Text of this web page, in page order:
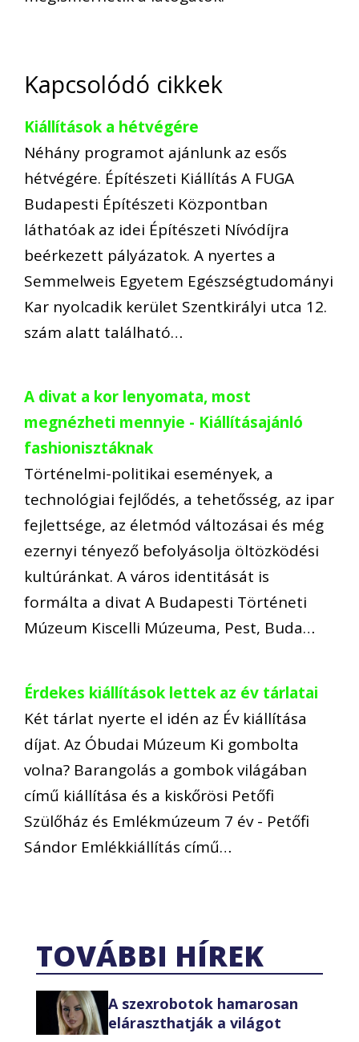
Kapcsolódó cikkek
Kiállítások a hétvégére
Néhány programot ajánlunk az esős
hétvégére. Építészeti Kiállítás A FUGA
Budapesti Építészeti Központban
láthatóak az idei Építészeti Nívódíjra
beérkezett pályázatok. A nyertes a
Semmelweis Egyetem Egészségtudományi
Kar nyolcadik kerület Szentkirályi utca 12.
szám alatt található…
A divat a kor lenyomata, most
megnézheti mennyie - Kiállításajánló
fashionisztáknak
Történelmi-politikai események, a
technológiai fejlődés, a tehetősség, az ipar
fejlettsége, az életmód változásai és még
ezernyi tényező befolyásolja öltözködési
kultúránkat. A város identitását is
formálta a divat A Budapesti Történeti
Múzeum Kiscelli Múzeuma, Pest, Buda…
Érdekes kiállítások lettek az év tárlatai
Két tárlat nyerte el idén az Év kiállítása
díjat. Az Óbudai Múzeum Ki gombolta
volna? Barangolás a gombok világában
című kiállítása és a kiskőrösi Petőfi
Szülőház és Emlékmúzeum 7 év - Petőfi
Sándor Emlékkiállítás című…
TOVÁBBI HÍREK
A szexrobotok hamarosan
eláraszthatják a világot